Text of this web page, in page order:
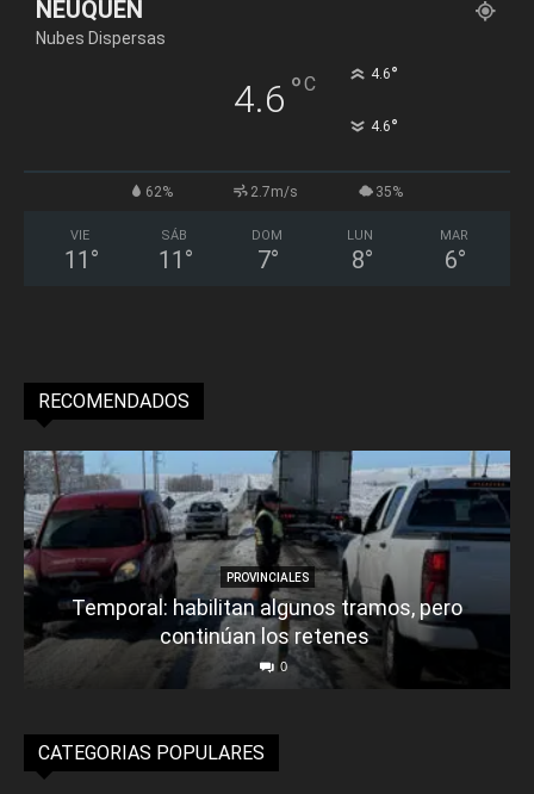
NEUQUÉN
Nubes Dispersas
4.6 °C 4.6°
4.6°
62% 2.7m/s 35%
VIE
11 °
SÁB
11 °
DOM
7°
LUN
8°
MAR
6°
RECOMENDADOS
PROVINCIALES
Temporal: habilitan algunos tramos, pero
continúan los retenes
0
CATEGORIAS POPULARES